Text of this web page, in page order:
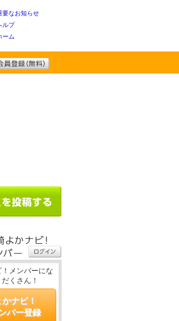
要なお知らせ
ルプ
ーム
メンバーにな
くさん！
ナビ！
バー登録